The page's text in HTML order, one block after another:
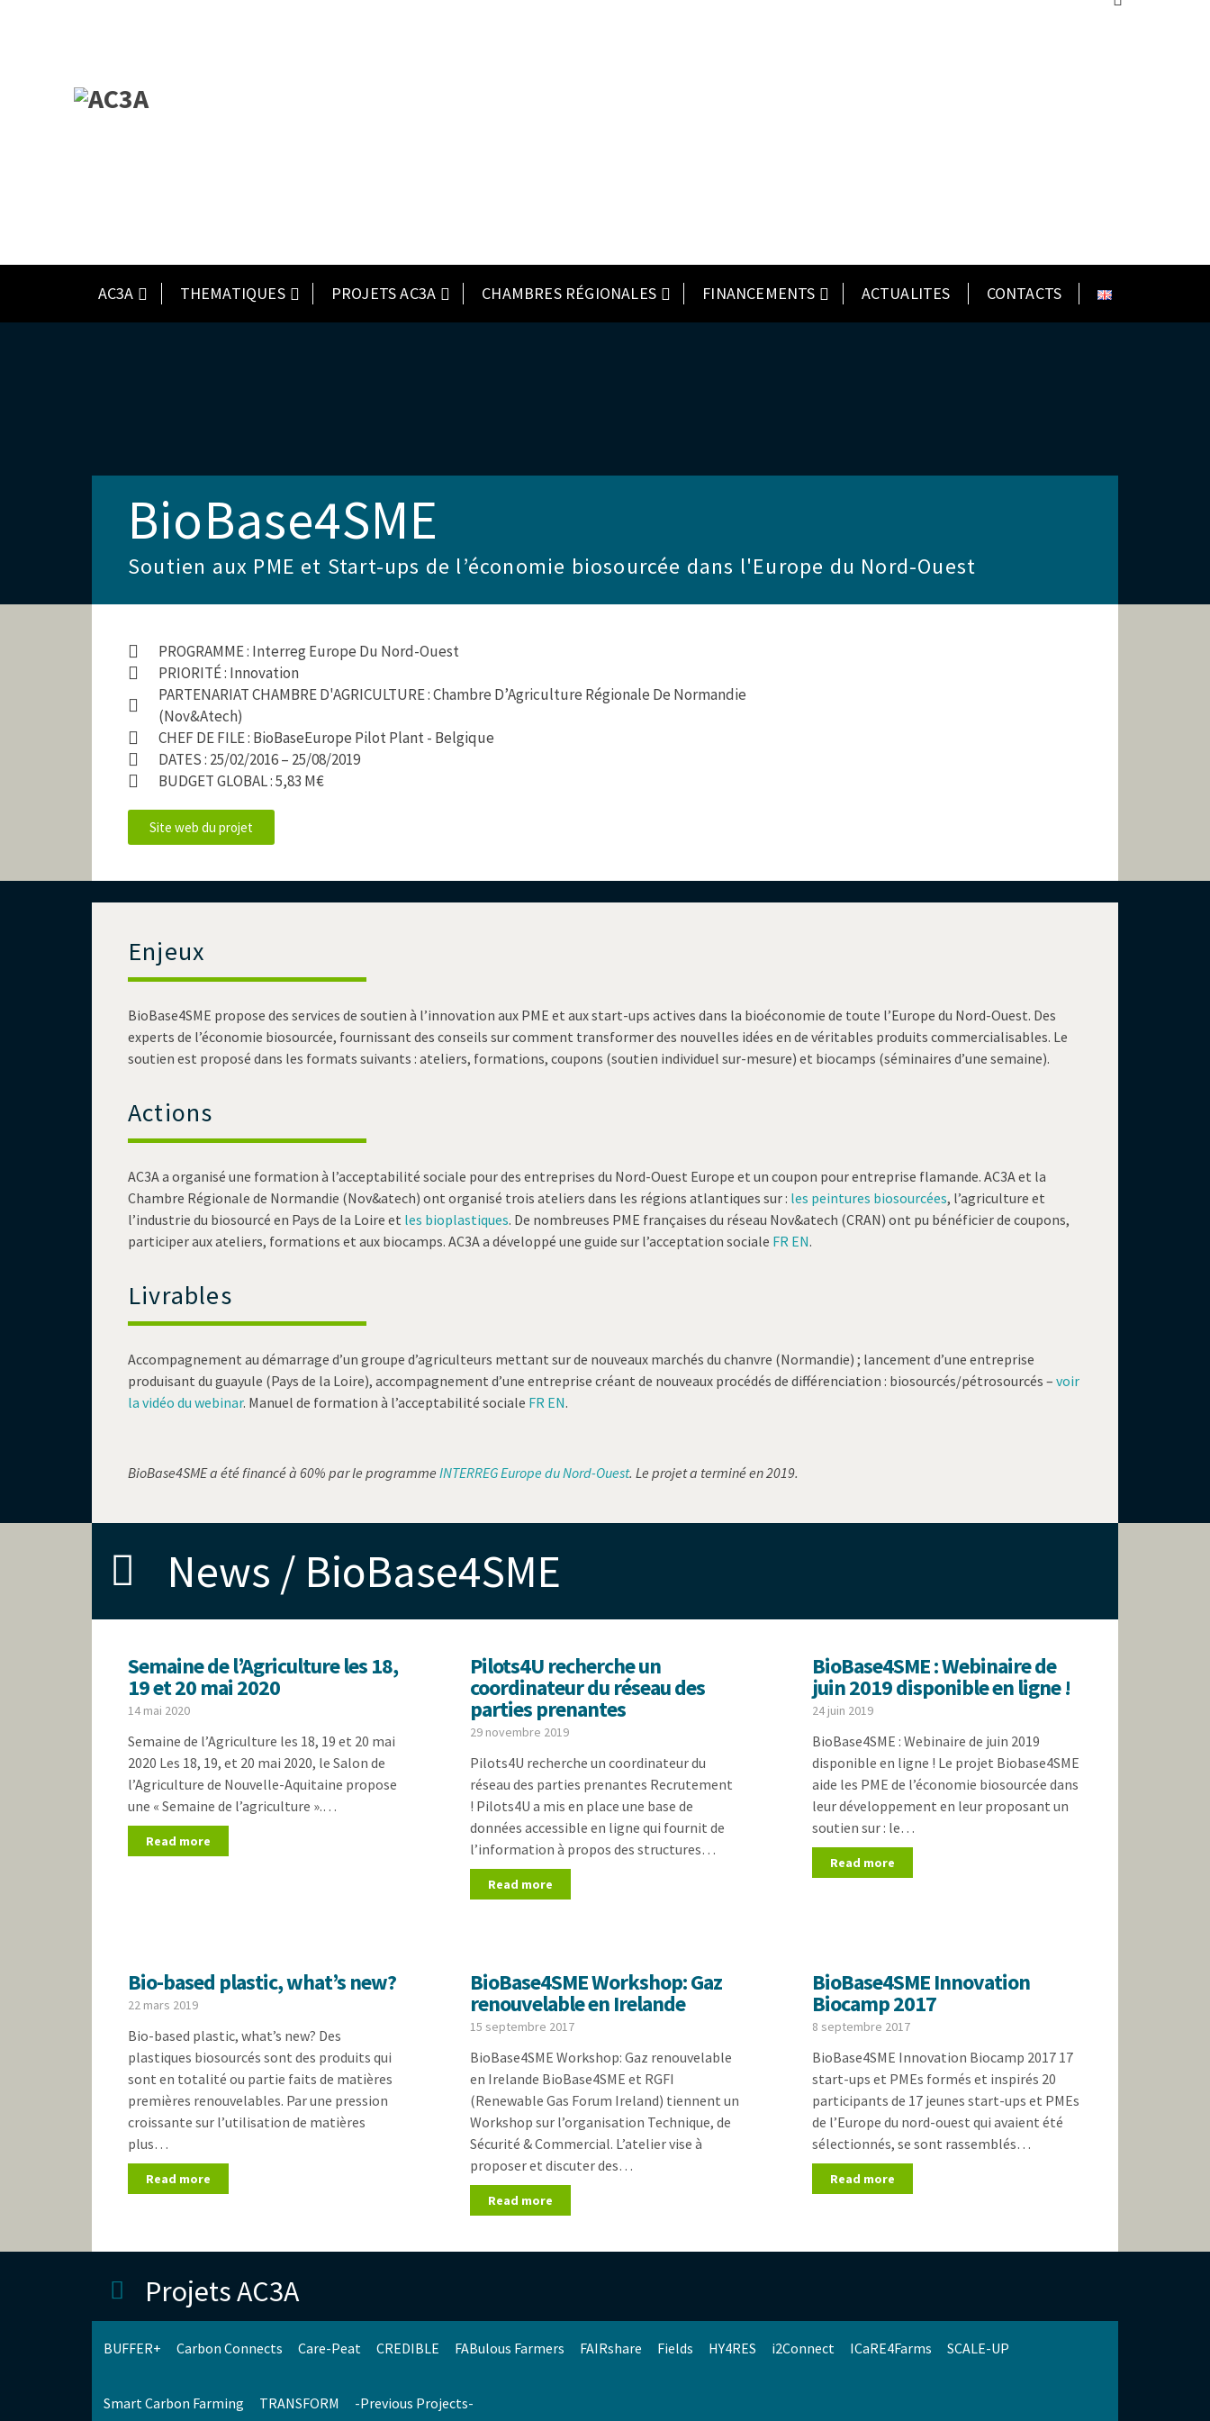
AC3A THEMATIQUES PROJETS AC3A CHAMBRES RÉGIONALES FINANCEMENTS ACTUALITES CONTACTS
BioBase4SME
Soutien aux PME et Start-ups de l’économie biosourcée dans l'Europe du Nord-Ouest
PROGRAMME : Interreg Europe Du Nord-Ouest
PRIORITÉ : Innovation
PARTENARIAT CHAMBRE D'AGRICULTURE : Chambre D’Agriculture Régionale De Normandie
(Nov&atech)
CHEF DE FILE : BioBaseEurope Pilot Plant - Belgique
DATES : 25/02/2016 – 25/08/2019
BUDGET GLOBAL : 5,83 M€
Site web du projet
Enjeux
BioBase4SME propose des services de soutien à l’innovation aux PME et aux start-ups actives dans la bioéconomie de toute l’Europe du Nord-Ouest. Des
experts de l’économie biosourcée, fournissant des conseils sur comment transformer des nouvelles idées en de véritables produits commercialisables. Le
soutien est proposé dans les formats suivants : ateliers, formations, coupons (soutien individuel sur-mesure) et biocamps (séminaires d’une semaine).
Actions
AC3A a organisé une formation à l’acceptabilité sociale pour des entreprises du Nord-Ouest Europe et un coupon pour entreprise flamande. AC3A et la
Chambre Régionale de Normandie (Nov&atech) ont organisé trois ateliers dans les régions atlantiques sur : les peintures biosourcées, l’agriculture et
l’industrie du biosourcé en Pays de la Loire et les bioplastiques. De nombreuses PME françaises du réseau Nov&atech (CRAN) ont pu bénéficier de coupons,
participer aux ateliers, formations et aux biocamps. AC3A a développé une guide sur l’acceptation sociale FR EN.
Livrables
Accompagnement au démarrage d’un groupe d’agriculteurs mettant sur de nouveaux marchés du chanvre (Normandie) ; lancement d’une entreprise
produisant du guayule (Pays de la Loire), accompagnement d’une entreprise créant de nouveaux procédés de différenciation : biosourcés/pétrosourcés – voir
la vidéo du webinar. Manuel de formation à l’acceptabilité sociale FR EN.
BioBase4SME a été financé à 60% par le programme INTERREG Europe du Nord-Ouest. Le projet a terminé en 2019.
News / BioBase4SME
Semaine de l’Agriculture les 18,
19 et 20 mai 2020
14 mai 2020
Semaine de l’Agriculture les 18, 19 et 20 mai
2020 Les 18, 19, et 20 mai 2020, le Salon de
l’Agriculture de Nouvelle-Aquitaine propose
une « Semaine de l’agriculture ».…
Read more
Pilots4U recherche un
coordinateur du réseau des
parties prenantes
29 novembre 2019
Pilots4U recherche un coordinateur du
réseau des parties prenantes Recrutement
! Pilots4U a mis en place une base de
données accessible en ligne qui fournit de
l’information à propos des structures…
Read more
BioBase4SME : Webinaire de
juin 2019 disponible en ligne !
24 juin 2019
BioBase4SME : Webinaire de juin 2019
disponible en ligne ! Le projet Biobase4SME
aide les PME de l’économie biosourcée dans
leur développement en leur proposant un
soutien sur : le…
Read more
Bio-based plastic, what’s new?
22 mars 2019
Bio-based plastic, what’s new? Des
plastiques biosourcés sont des produits qui
sont en totalité ou partie faits de matières
premières renouvelables. Par une pression
croissante sur l’utilisation de matières
plus…
Read more
BioBase4SME Workshop: Gaz
renouvelable en Irelande
15 septembre 2017
BioBase4SME Workshop: Gaz renouvelable
en Irelande BioBase4SME et RGFI
(Renewable Gas Forum Ireland) tiennent un
Workshop sur l’organisation Technique, de
Sécurité & Commercial. L’atelier vise à
proposer et discuter des…
Read more
BioBase4SME Innovation
Biocamp 2017
8 septembre 2017
BioBase4SME Innovation Biocamp 2017 17
start-ups et PMEs formés et inspirés 20
participants de 17 jeunes start-ups et PMEs
de l’Europe du nord-ouest qui avaient été
sélectionnés, se sont rassemblés…
Read more
Projets AC3A
BUFFER+ Carbon Connects Care-Peat CREDIBLE FABulous Farmers FAIRshare Fields HY4RES i2Connect ICaRE4Farms SCALE-UP
Smart Carbon Farming TRANSFORM -Previous Projects-